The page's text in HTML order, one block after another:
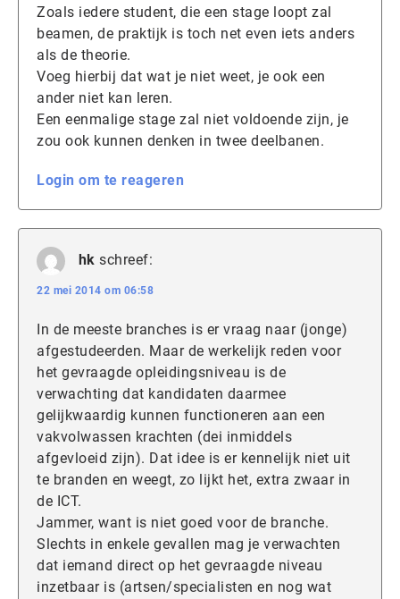
Zoals iedere student, die een stage loopt zal
beamen, de praktijk is toch net even iets anders
als de theorie.
Voeg hierbij dat wat je niet weet, je ook een
ander niet kan leren.
Een eenmalige stage zal niet voldoende zijn, je
zou ook kunnen denken in twee deelbanen.
Login om te reageren
hk schreef:
22 mei 2014 om 06:58
In de meeste branches is er vraag naar (jonge)
afgestudeerden. Maar de werkelijk reden voor
het gevraagde opleidingsniveau is de
verwachting dat kandidaten daarmee
gelijkwaardig kunnen functioneren aan een
vakvolwassen krachten (dei inmiddels
afgevloeid zijn). Dat idee is er kennelijk niet uit
te branden en weegt, zo lijkt het, extra zwaar in
de ICT.
Jammer, want is niet goed voor de branche.
Slechts in enkele gevallen mag je verwachten
dat iemand direct op het gevraagde niveau
inzetbaar is (artsen/specialisten en nog wat